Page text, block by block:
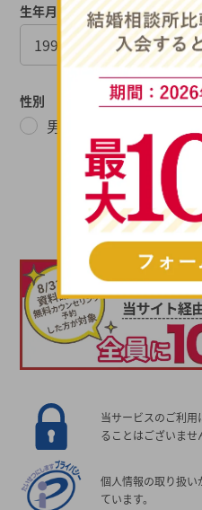
生年月日
性別
男性
次
当サービスのご利
ることはございませ
個人情報の取り扱
ています。